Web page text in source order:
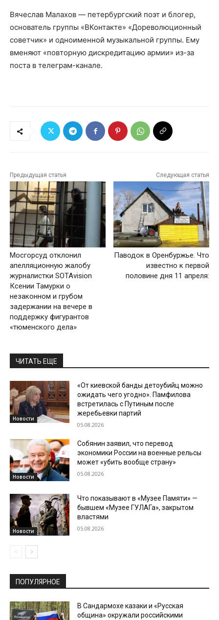
Вячеслав Малахов — петербургский поэт и блогер,
основатель группы «ВКонтакте» «Дореволюционный
советчик» и одноименной музыкальной группы. Ему
вменяют «повторную дискредитацию армии» из-за
поста в телеграм-канале.
Предыдущая статья
Мосгорсуд отклонил
апелляционную жалобу
журналистки SOTAvision
Ксении Тамурки о
незаконном и грубом
задержании на вечере в
поддержку фигурантов
«тюменского дела»
Следующая статья
Паводок в Оренбуржье. Что
известно к первой
половине дня 11 апреля:
ЧИТАТЬ ЕЩЕ
Новости
«От киевской банды детоубийц можно
ожидать чего угодно». Памфилова
встретилась с Путиным после
жеребьевки партий
05.08.2026
Новости
Собянин заявил, что перевод
экономики России на военные рельсы
может «убить вообще страну»
05.08.2026
Новости
Что показывают в «Музее Памяти» —
бывшем «Музее ГУЛАГа», закрытом
властями
05.08.2026
ПОПУЛЯРНОЕ
В Сандармохе казаки и «Русская
община» окружали российскими